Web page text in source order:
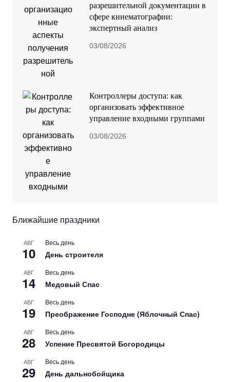
разрешительной документации в
сфере кинематографии:
экспертный анализ
03/08/2026
Контроллеры доступа: как
организовать эффективное
управление входными группами
03/08/2026
Ближайшие праздники
АВГ
10
Весь день
День строителя
АВГ
14
Весь день
Медовый Спас
АВГ
19
Весь день
Преображение Господне (Яблочный Спас)
АВГ
28
Весь день
Успение Пресвятой Богородицы
АВГ
29
Весь день
День дальнобойщика